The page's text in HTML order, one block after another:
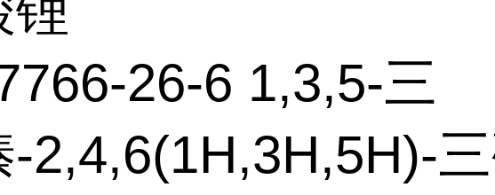
26-6 1,3,5-三
-2,4,6(1H,3H,5H)-